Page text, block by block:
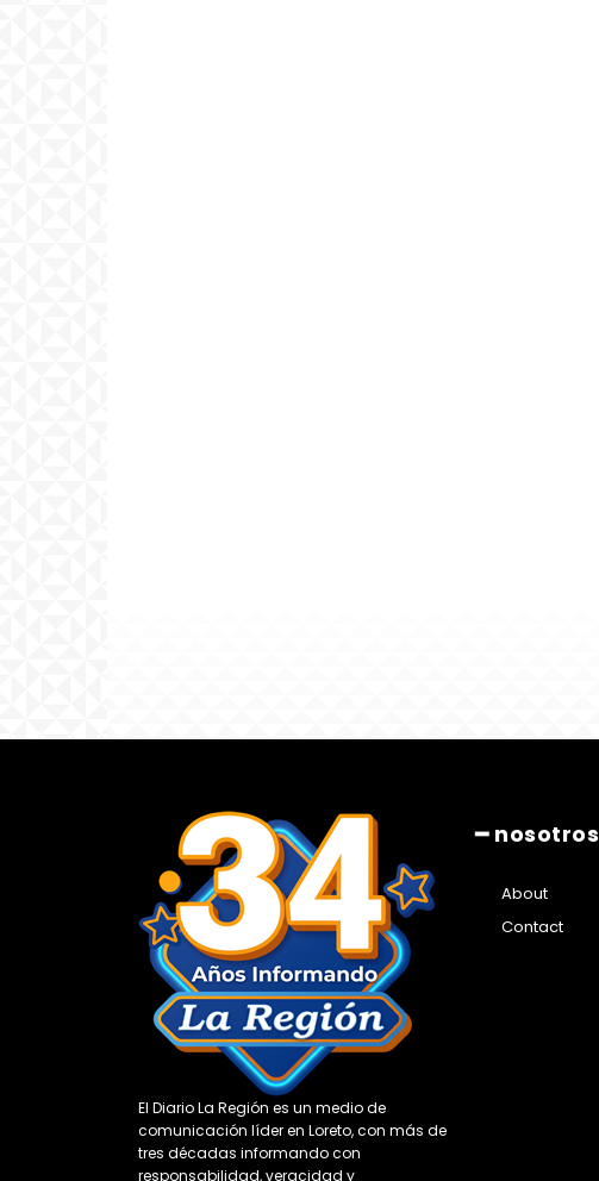
El Diario La Región es un medio de
comunicación líder en Loreto, con más de
tres décadas informando con
responsabilidad, veracidad y
━ nosotros
About
Contact